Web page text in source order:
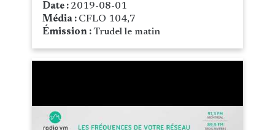
Date : 2019-08-01
Média : CFLO 104,7
Émission :Trudel le matin